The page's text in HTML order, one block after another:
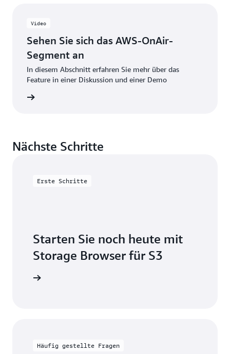
Video
Sehen Sie sich das AWS-OnAir-
Segment an
In diesem Abschnitt erfahren Sie mehr über das
Feature in einer Diskussion und einer Demo
Nächste Schritte
Erste Schritte
Starten Sie noch heute mit
Storage Browser für S3
Häufig gestellte Fragen